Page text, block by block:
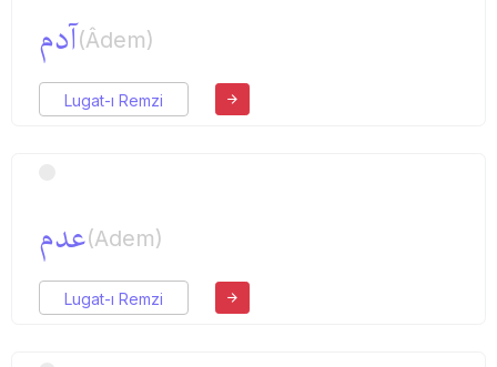
آدم(Âdem)
Lugat-ı Remzi
عدم(Adem)
Lugat-ı Remzi